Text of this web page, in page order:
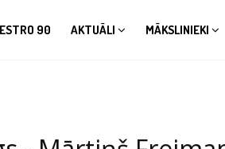
90 AKTUĀLI MĀKSLINIEKI